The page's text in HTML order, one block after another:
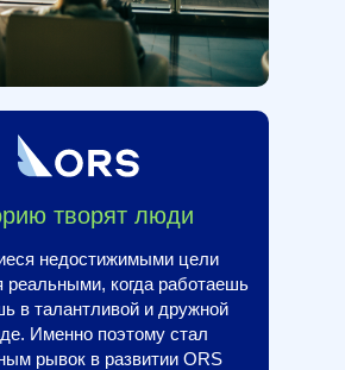
недостижимыми цели
реальными, когда работаешь
в талантливой и дружной
Именно поэтому стал
рывок в развитии ORS
творят люди